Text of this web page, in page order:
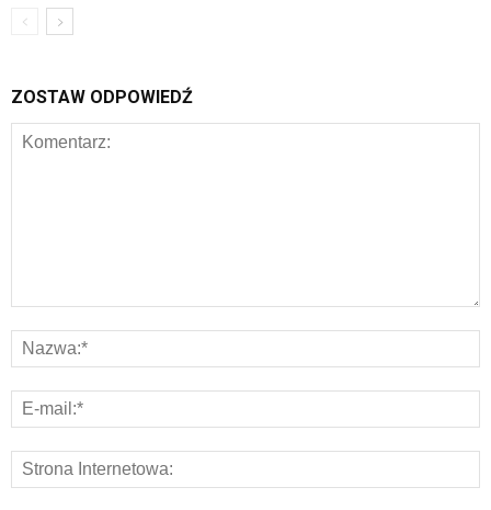
ZOSTAW ODPOWIEDŹ